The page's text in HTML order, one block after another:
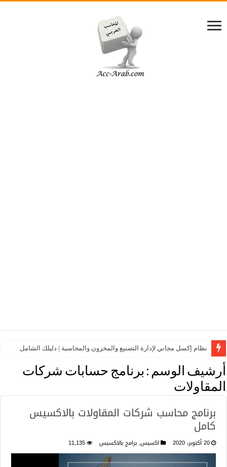
نظام إكسل مجاني لإدارة التصنيع والمخزون والمحاسبة | دليلك الشامل
أرشيف الوسم : برنامج حسابات شركات
المقاولات
برنامج محاسب شركات المقاولات بالاكسيس
كامل
20 أكتوبر، 2020 اكسيس, برامج بالاكسيس 11,135